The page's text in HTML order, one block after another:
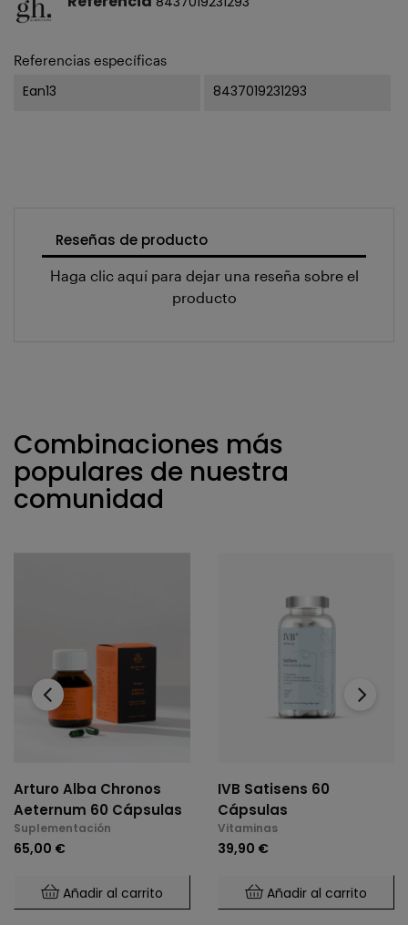
Referencias específicas
Ean13 8437019231293
Reseñas de producto
Haga clic aquí para dejar una reseña sobre el
producto
Combinaciones más
populares de nuestra
comunidad
Arturo Alba Chronos
Aeternum 60 Cápsulas
Suplementación
65,00 €
Añadir al carrito
IVB Satisens 60
Cápsulas
Vitaminas
39,90 €
Añadir al carrito
‹ ›